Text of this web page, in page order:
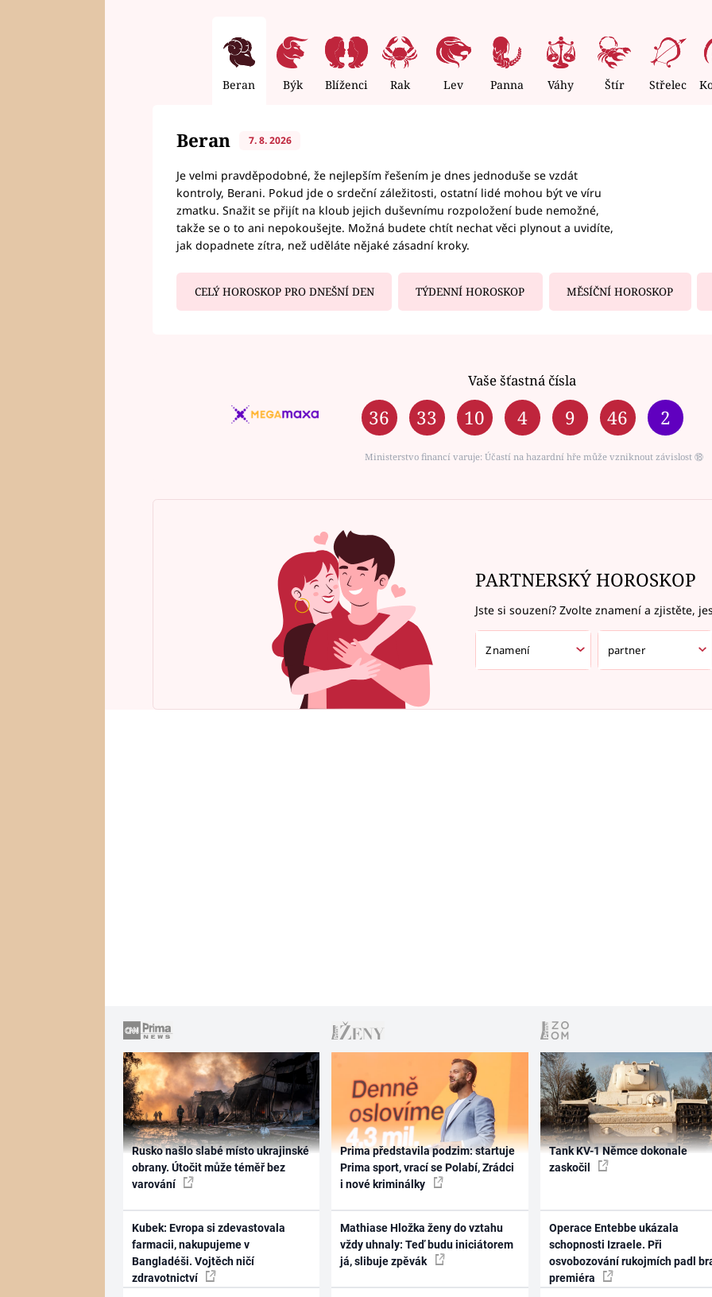
Beran Býk Blíženci Rak Lev Panna Váhy Štír Střelec
Beran 7. 8. 2026
Je velmi pravděpodobné, že nejlepším řešením je dnes jednoduše se vzdát
kontroly, Berani. Pokud jde o srdeční záležitosti, ostatní lidé mohou být ve víru
zmatku. Snažit se přijít na kloub jejich duševnímu rozpoložení bude nemožné,
takže se o to ani nepokoušejte. Možná budete chtít nechat věci plynout a uvidíte,
jak dopadnete zítra, než uděláte nějaké zásadní kroky.
CELÝ HOROSKOP PRO DNEŠNÍ DEN TÝDENNÍ HOROSKOP MĚSÍČNÍ HOROSKOP
Vaše šťastná čísla
36 33 10 4 9 46 2
Ministerstvo financí varuje: Účastí na hazardní hře může vzniknout závislost ⑱
PARTNERSKÝ HOROSKOP
Jste si souzení? Zvolte znamení a zjistěte,
Rusko našlo slabé místo ukrajinské
obrany. Útočit může téměř bez
varování
Kubek: Evropa si zdevastovala
farmacii, nakupujeme v
Bangladéši. Vojtěch ničí
zdravotnictví
Prima představila podzim: startuje
Prima sport, vrací se Polabí, Zrádci
i nové kriminálky
Mathiase Hložka ženy do vztahu
vždy uhnaly: Teď budu iniciátorem
já, slibuje zpěvák
Tank KV-1 Němce dokonale
zaskočil
Operace Entebbe ukázala
schopnosti Izraele. Při
osvobozování rukojmích padl
premiéra